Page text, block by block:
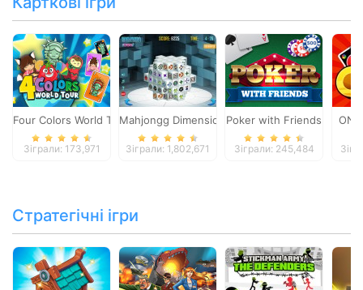
Four Colors World Tour
Зіграли: 173,971
Mahjongg Dimensions
Зіграли: 1,802,671
Poker with Friends
Зіграли: 245,484
Стратегічні ігри